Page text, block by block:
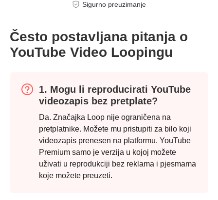
Sigurno preuzimanje
Često postavljana pitanja o
YouTube Video Loopingu
1. Mogu li reproducirati YouTube
videozapis bez pretplate?
Da. Značajka Loop nije ograničena na
pretplatnike. Možete mu pristupiti za bilo koji
videozapis prenesen na platformu. YouTube
Premium samo je verzija u kojoj možete
uživati u reprodukciji bez reklama i pjesmama
koje možete preuzeti.